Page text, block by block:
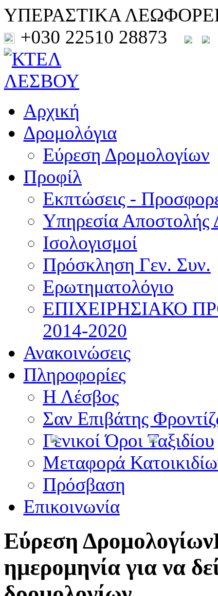
ΥΠΕΡΑΣΤΙΚΑ
+030 22510 28873
Αρχική
Δρομολόγια
Εύρεση Δρομολογίων
Προφίλ
Εκπτώσεις -
Υπηρεσία Αποστολής
Ισολογισμοί
Πρόσκληση Γεν. Συν.
Ερωτηματολόγιο
ΕΠΙΧΕΙΡΗΣΙΑΚΟ
2014-2020
Ανακοινώσεις
Πληροφορίες
Η Λέσβος
Σαν Επιβάτης
Γενικοί Όροι Ταξιδίου
Μεταφορά
Πρόσβαση
Επικοινωνία
Εύρεση Δρομολογίων
ημερομηνία για να